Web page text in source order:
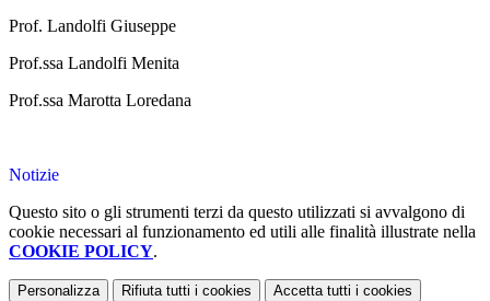
Prof. Landolfi Giuseppe
Prof.ssa Landolfi Menita
Prof.ssa Marotta Loredana
Notizie
Questo sito o gli strumenti terzi da questo utilizzati si avvalgono di
cookie necessari al funzionamento ed utili alle finalità illustrate nella
COOKIE POLICY.
Personalizza Rifiuta tutti i cookies Accetta tutti i cookies